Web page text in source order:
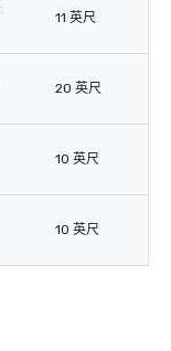
11 英尺
20 英尺
10 英尺
10 英尺